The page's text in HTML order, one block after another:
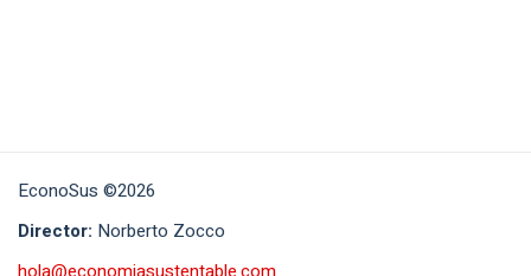
EconoSus ©2026
Director: Norberto Zocco